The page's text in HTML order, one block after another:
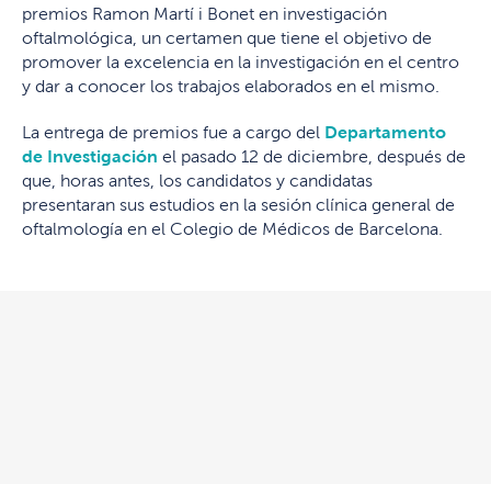
premios Ramon Martí i Bonet en investigación
oftalmológica, un certamen que tiene el objetivo de
promover la excelencia en la investigación en el centro
y dar a conocer los trabajos elaborados en el mismo.
La entrega de premios fue a cargo del Departamento
de Investigación el pasado 12 de diciembre, después de
que, horas antes, los candidatos y candidatas
presentaran sus estudios en la sesión clínica general de
oftalmología en el Colegio de Médicos de Barcelona.